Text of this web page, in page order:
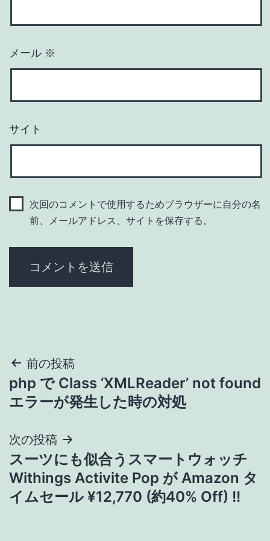
メール ※
サイト
次回のコメントで使用するためブラウザーに自分の名
前、メールアドレス、サイトを保存する。
投
稿
ビ
ゲ
ー
前の投稿
php で Class ‘XMLReader’ not found
エラーが発生した時の対処
次の投稿
スーツにも似合うスマートウォッチ
Withings Activite Pop が Amazon タ
イムセール ¥12,770 (約40% Off) !!